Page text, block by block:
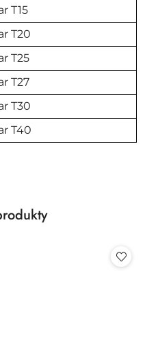
T15
T20
T25
T27
T30
T40